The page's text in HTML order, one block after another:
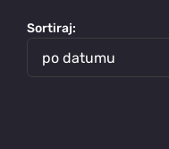
Sortiraj:
po datumu